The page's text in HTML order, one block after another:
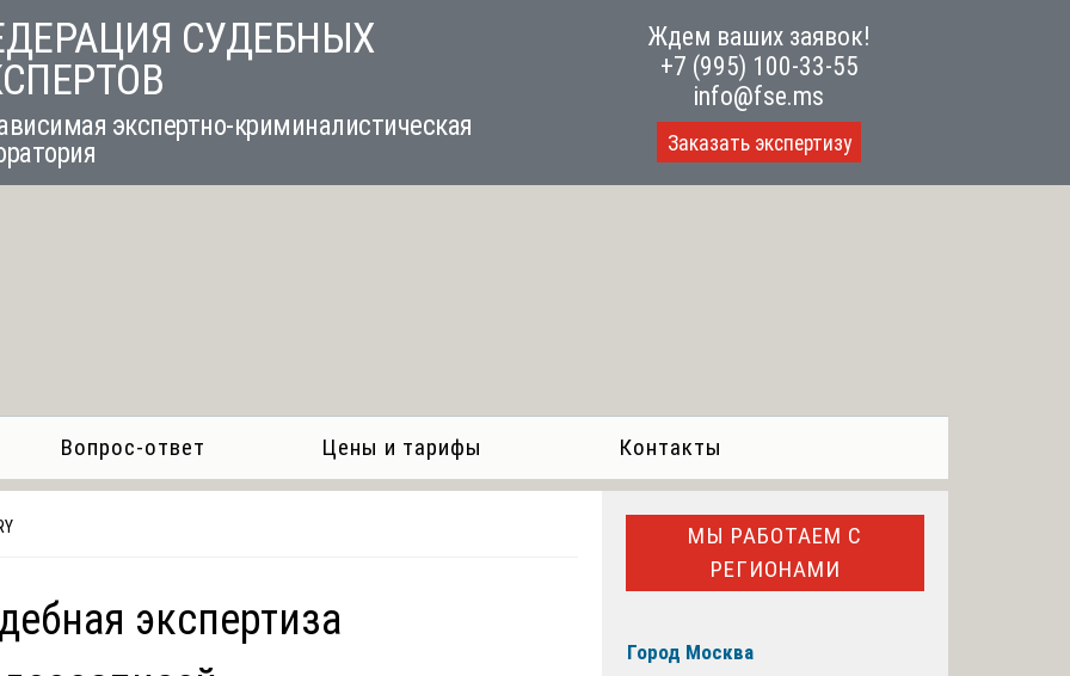
СУДЕБНЫХ
экспертно-криминалистическая
Ждем ваших заявок!
+7 (995) 100-33-55
info@fse.ms
Заказать экспертизу
Вопрос-ответ Цены и тарифы Контакты
экспертиза
МЫ РАБОТАЕМ С
РЕГИОНАМИ
Город Москва